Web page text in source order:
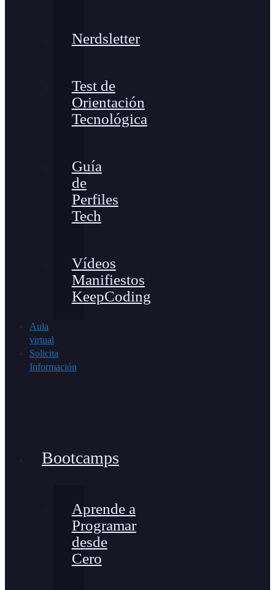
Nerdsletter
Test de
Orientación
Tecnológica
Guía
de
Perfiles
Tech
Vídeos
Manifiestos
KeepCoding
Aula
virtual
Solicita
Información
Bootcamps
Aprende a
Programar
desde
Cero